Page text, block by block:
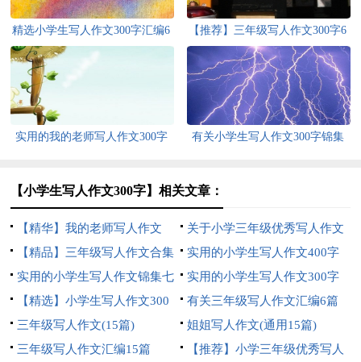
精选小学生写人作文300字汇编6
篇
【推荐】三年级写人作文300字6
篇
实用的我的老师写人作文300字
有关小学生写人作文300字锦集
【小学生写人作文300字】相关文章：
【精华】我的老师写人作文
300字汇编七篇
关于小学三年级优秀写人作文
3篇
【精品】三年级写人作文合集
5篇
实用的小学生写人作文400字
汇编6篇
实用的小学生写人作文锦集七
篇
实用的小学生写人作文300字
汇总五篇
【精选】小学生写人作文300
字汇编十篇
有关三年级写人作文汇编6篇
三年级写人作文(15篇)
姐姐写人作文(通用15篇)
三年级写人作文汇编15篇
【推荐】小学三年级优秀写人